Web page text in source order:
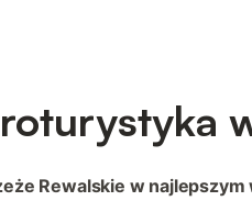
Rewalskie w najlepszym